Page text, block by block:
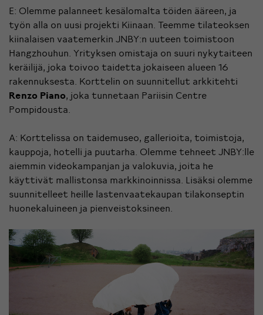
E: Olemme palanneet kesälomalta töiden ääreen, ja
työn alla on uusi projekti Kiinaan. Teemme tilateoksen
kiinalaisen vaatemerkin JNBY:n uuteen toimistoon
Hangzhouhun. Yrityksen omistaja on suuri nykytaiteen
keräilijä, joka toivoo taidetta jokaiseen alueen 16
rakennuksesta. Korttelin on suunnitellut arkkitehti
Renzo Piano, joka tunnetaan Pariisin Centre
Pompidousta.
A: Korttelissa on taidemuseo, gallerioita, toimistoja,
kauppoja, hotelli ja puutarha. Olemme tehneet JNBY:lle
aiemmin videokampanjan ja valokuvia, joita he
käyttivät mallistonsa markkinoinnissa. Lisäksi olemme
suunnitelleet heille lastenvaatekaupan tilakonseptin
huonekaluineen ja pienveistoksineen.